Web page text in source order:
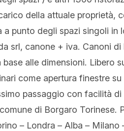
della attuale proprietà,
a punto degli spazi singoli in
srl, canone + iva. Canoni
alle dimensioni. Libero
come apertura finestre
passaggio con facilità
di Borgaro Torinese.
– Londra – Alba – Milano